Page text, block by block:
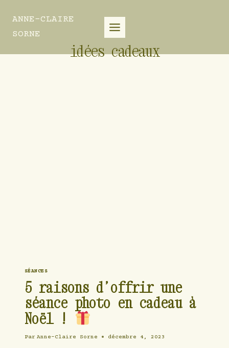
ANNE-CLAIRE
SORNE
idées cadeaux
SÉANCES
5 raisons d’offrir une
séance photo en cadeau à
Noël !
Par Anne-Claire Sorne décembre 4, 2023